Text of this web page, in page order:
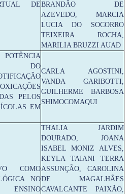
DEBRANDÃO DE
AZEVEDO, MARCIA
LUCIA DO SOCORRO
TEIXEIRA ROCHA,
MARILIA BRUZZI AUAD
POTÊNCIA
DO
PELOS
EM
CARLA AGOSTINI,
VANDA GARIBOTTI,
GUILHERME BARBOSA
SHIMOCOMAQUI
COMO
NO
ENSINO
THALIA JARDIM
DOURADO, JOANA
ISABEL MONIZ ALVES,
KEYLA TAIANI TERRA
ASSUNÇÃO, CAROLINA
DE MAGALHÃES
CAVALCANTE PAIXÃO,